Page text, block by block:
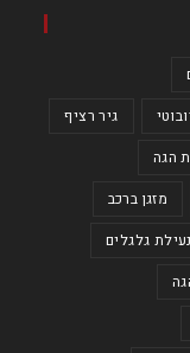
גיר רציף
הגה
מזגן ברכב
גלגלים